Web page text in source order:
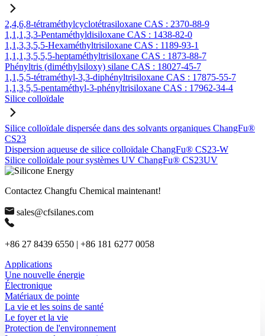
2,4,6,8-tétraméthylcyclotétrasiloxane CAS : 2370-88-9
1,1,1,3,3-Pentaméthyldisiloxane CAS : 1438-82-0
1,1,3,3,5,5-Hexaméthyltrisiloxane CAS : 1189-93-1
1,1,1,3,5,5,5-heptaméthyltrisiloxane CAS : 1873-88-7
Phényltris (diméthylsiloxy) silane CAS : 18027-45-7
1,1,5,5-tétraméthyl-3,3-diphényltrisiloxane CAS : 17875-55-7
1,1,3,5,5-pentaméthyl-3-phényltrisiloxane CAS : 17962-34-4
Silice colloïdale
Silice colloïdale dispersée dans des solvants organiques ChangFu®
CS23
Dispersion aqueuse de silice colloïdale ChangFu® CS23-W
Silice colloïdale pour systèmes UV ChangFu® CS23UV
Contactez Changfu Chemical maintenant!
sales@cfsilanes.com
+86 27 8439 6550 | +86 181 6277 0058
Applications
Une nouvelle énergie
Électronique
Matériaux de pointe
La vie et les soins de santé
Le foyer et la vie
Protection de l'environnement